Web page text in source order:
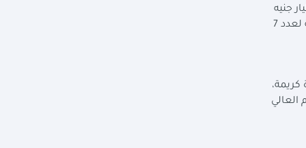
لعدد (5) محافظات وهي (كفر الشيخ - المنيا - دمياط - مطروح - شمال سيناء)، بواقع 20 مليار جنيه
لمستشفيات ووحدات وزارة الصحة لعدد (53 مستشفى، 516 وحدة رعاية أولية)، ونحو 447 مليون جنيه للمستشفيات الجامعية لعدد 7
العالي